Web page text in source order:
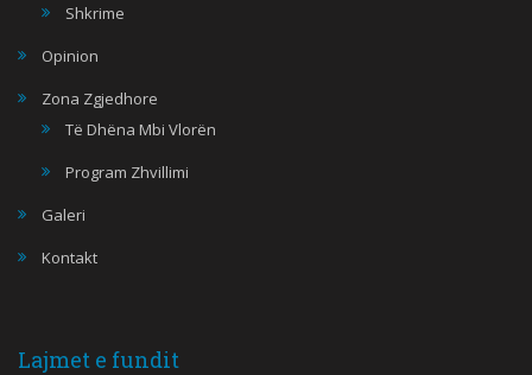
Shkrime
Opinion
Zona Zgjedhore
Të Dhëna Mbi Vlorën
Program Zhvillimi
Galeri
Kontakt
Lajmet e fundit